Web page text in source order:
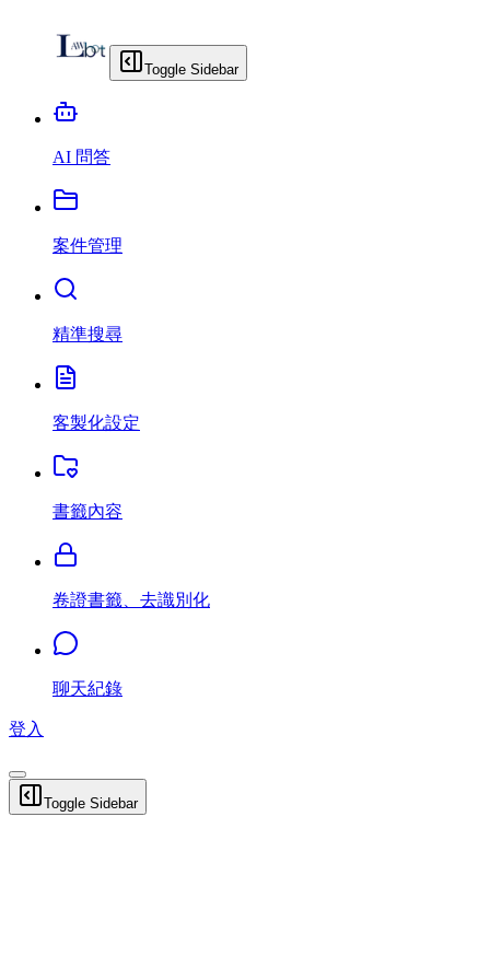
Toggle Sidebar
AI 問答
案件管理
精準搜尋
客製化設定
書籤內容
卷證書籤、去識別化
聊天紀錄
登入
Toggle Sidebar